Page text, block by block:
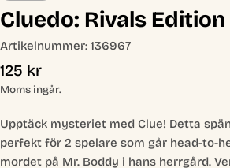
Cluedo: Rivals Edition
Artikelnummer: 136967
Ordinarie
pris
125 kr
Moms ingår.
Upptäck mysteriet med Clue! Detta
perfekt för 2 spelare som går head-to-
mordet på Mr. Boddy i hans herrgård.